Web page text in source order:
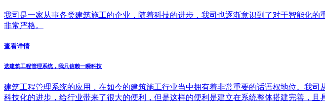
我司是一家从事各类建筑施工的企业，随着科技的进步，我司也逐渐意识到了对于智能化
非常严格。
查看详情
选建筑工程管理系统，我只信赖一瞬科技
建筑工程管理系统的应用，在如今的建筑施工行业当中拥有着非常重要的话语权地位。我司
科技化的进步，给行业带来了很大的便利，但是这样的便利是建立在系统整体搭建完善，